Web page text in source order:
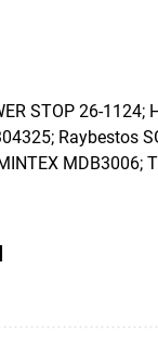
STOP 26-
Raybestos
MDB3006;